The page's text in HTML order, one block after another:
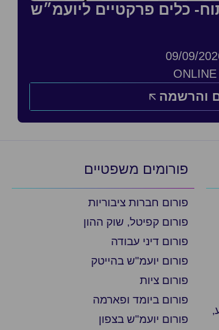
כלים פרקטיים ליועמ״ש
09/09/
ONLINE
והרשמה
פורומים משפטיים
פורום חברות ציבוריות
פורום קפיטל, שוק ההון
פורום דיני עבודה
פורום יועמ"ש בהייטק
פורום ציות
פורום ביומד ופארמה
פורום יועמ"ש בצפון